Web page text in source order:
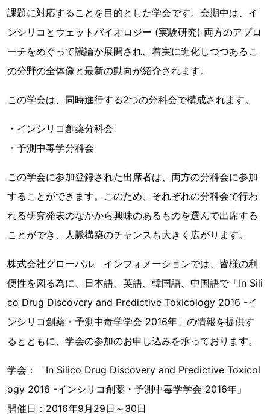
課題に対応することを目的とした学会です。会期中は、イ
ンシリコとウェットバイオロジー (実験研究) 両方のアプロ
ーチをめぐって議論が展開され、着実に進化しつつあるこ
の分野の全体像と最新の動向が紹介されます。
この学会は、同時進行する2つの分科会で構成されます。
・インシリコ創薬分科会
・予測中毒学分科会
この学会に参加登録された出席者は、両方の分科会に参加
することができます。このため、それぞれの分科会で行わ
れる研究発表のなかから興味のあるものを選んで出席する
ことができ、人脈構築のチャンスも大きく広がります。
株式会社グローバル インフォメーションでは、皆様の利
便性を図る為に、日本語、英語、韓国語、中国語で「In Sili
co Drug Discovery and Predictive Toxicology 2016 -イ
ンシリコ創薬・予測中毒学学会 2016年」の情報を提供す
るとともに、学会の参加のお申し込みを承っております。
学会：「In Silico Drug Discovery and Predictive Toxicol
ogy 2016 -インシリコ創薬・予測中毒学学会 2016年」
開催日：2016年9月29日～30日